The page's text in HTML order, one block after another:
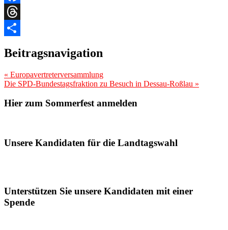
Facebook
Threads
Beitragsnavigation
« Europavertreterversammlung
Die SPD-Bundestagsfraktion zu Besuch in Dessau-Roßlau »
Hier zum Sommerfest anmelden
Unsere Kandidaten für die Landtagswahl
Unterstützen Sie unsere Kandidaten mit einer
Spende